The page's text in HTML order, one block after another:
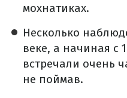
мохнатиках.
Несколько
веке, а начиная с
встречали очень
не поймав.